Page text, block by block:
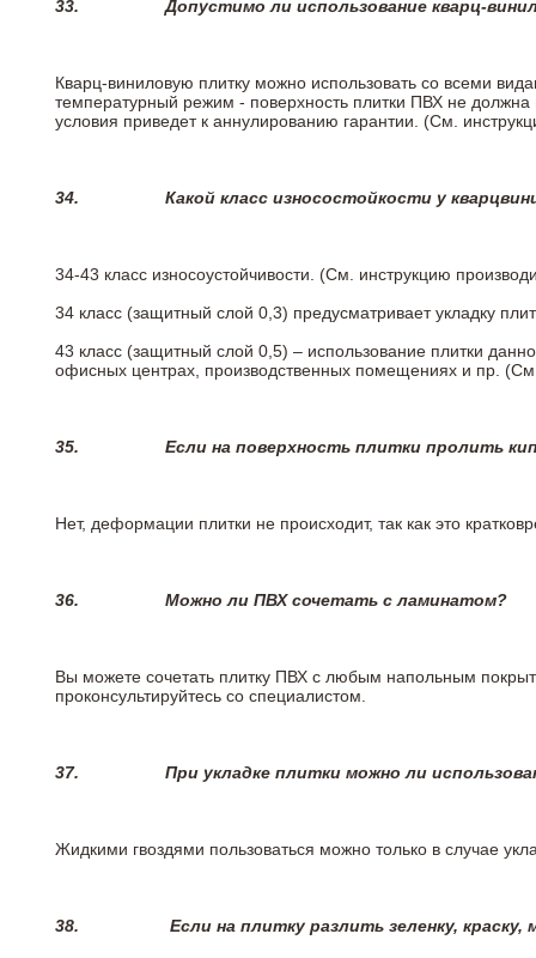
33.Допустимо ли использование кварц-
Кварц-виниловую плитку можно использовать со всеми
температурный режим - поверхность плитки ПВХ не
условия приведет к аннулированию гарантии. (См.
34. Какой класс износостойкости у
34-43 класс износоустойчивости. (См. инструкцию
34 класс (защитный слой 0,3) предусматривает укладку
43 класс (защитный слой 0,5) – использование плитки
офисных центрах, производственных помещениях и пр.
35. Если на поверхность плитки пролить
Нет, деформации плитки не происходит, так как это
36. Можно ли ПВХ сочетать с ламинатом?
Вы можете сочетать плитку ПВХ с любым напольным
проконсультируйтесь со специалистом.
37. При укладке плитки можно ли
Жидкими гвоздями пользоваться можно только в случае
38. Если на плитку разлить зеленку,